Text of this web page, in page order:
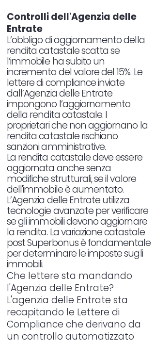
Controlli dell'Agenzia delle
Entrate
L’obbligo di aggiornamento della
rendita catastale scatta se
l’immobile ha subito un
incremento del valore del 15%. Le
lettere di compliance inviate
dall’Agenzia delle Entrate
impongono l’aggiornamento
della rendita catastale. I
proprietari che non aggiornano la
rendita catastale rischiano
sanzioni amministrative.
La rendita catastale deve essere
aggiornata anche senza
modifiche strutturali, se il valore
dell'immobile è aumentato.
L’Agenzia delle Entrate utilizza
tecnologie avanzate per verificare
se gli immobili devono aggiornare
la rendita. La variazione catastale
post Superbonus è fondamentale
per determinare le imposte sugli
immobili.
Che lettere sta mandando
l'Agenzia delle Entrate?
L'agenzia delle Entrate sta
recapitando le Lettere di
Compliance che derivano da
un controllo automatizzato